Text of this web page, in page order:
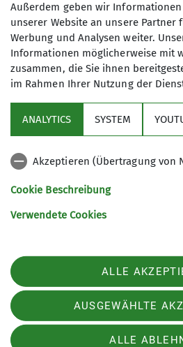
Sektion
Aktuelles
Sektion Göttingen des Deutschen
Kurze Straße 16
37073 Göttingen
Telefon +4955143815
Außerdem geben wir
unserer Website an unsere Partner
Werbung und Analysen weiter.
Informationen möglicherweise mit
zusammen, die Sie ihnen
im Rahmen Ihrer Nutzung der
ANALYTICS SYSTEM
Akzeptieren (Übertragung von
Cookie Beschreibung
Verwendete Cookies
ALLE
AUSGEWÄHLTE
ALLE